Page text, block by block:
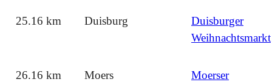
25.16 km Duisburg
Duisburger
Weihnachtsmarkt
26.16 km Moers
Moerser